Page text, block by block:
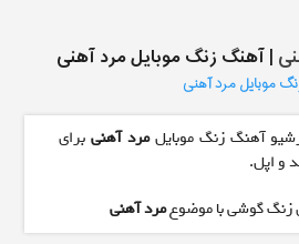
| آهنگ زنگ موبایل مرد آهنی
موبایل مرد آهنی
آهنگ زنگ موبایلمرد آهنی برای
و اپل.
زنگ گوشی با موضوعمرد آهنی